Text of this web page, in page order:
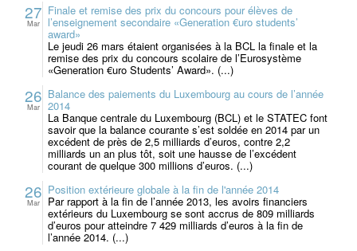
27
Mar
Finale et remise des prix du concours pour élèves de
l’enseignement secondaire «Generation €uro students’
award»
Le jeudi 26 mars étaient organisées à la BCL la finale et la
remise des prix du concours scolaire de l’Eurosystème
«Generation €uro Students’ Award». (...)
26
Mar
Balance des paiements du Luxembourg au cours de l’année
2014
La Banque centrale du Luxembourg (BCL) et le STATEC font
savoir que la balance courante s’est soldée en 2014 par un
excédent de près de 2,5 milliards d’euros, contre 2,2
milliards un an plus tôt, soit une hausse de l’excédent
courant de quelque 300 millions d’euros. (...)
26
Mar
Position extérieure globale à la fin de l'année 2014
Par rapport à la fin de l’année 2013, les avoirs financiers
extérieurs du Luxembourg se sont accrus de 809 milliards
d’euros pour atteindre 7 429 milliards d’euros à la fin de
l’année 2014. (...)